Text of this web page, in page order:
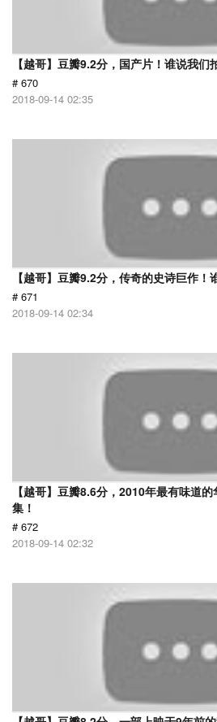
【越哥】豆瓣9.2分，国产片！谁说我们
# 670
2018-09-14 02:35
【越哥】豆瓣9.2分，传奇的史诗巨作！
# 671
2018-09-14 02:34
【越哥】豆瓣8.6分，2010年最有味道
集！
# 672
2018-09-14 02:32